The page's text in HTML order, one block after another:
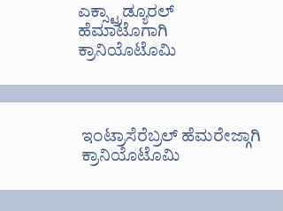
ಎಕ್ಸ್ಟ್ರಾಡ್ಯೂರಲ್
ಹೆಮಾಟೊಗಾಗಿ
ಕ್ರಾನಿಯೊಟೊಮಿ
ಇಂಟ್ರಾಸೆರೆಬ್ರಲ್ ಹೆಮರೇಜ್ಗಾಗಿ
ಕ್ರಾನಿಯೊಟೊಮಿ